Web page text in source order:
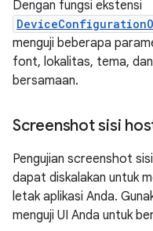
Dengan fungsi ekstensi
menguji beberapa
font, lokalitas, tema,
bersamaan.
Screenshot sisi
Pengujian screenshot
dapat diskalakan untuk
letak aplikasi Anda.
menguji UI Anda untuk